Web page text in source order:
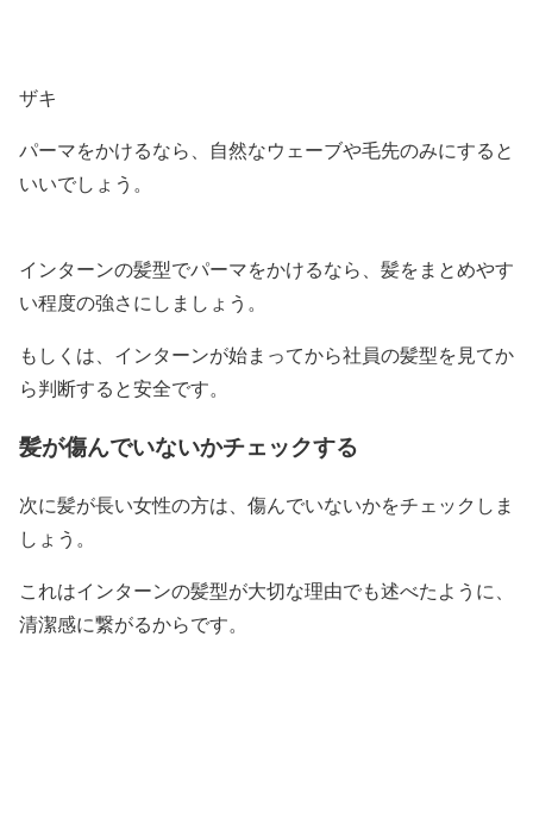
ザキ
パーマをかけるなら、自然なウェーブや毛先のみにすると
いいでしょう。
インターンの髪型でパーマをかけるなら、髪をまとめやす
い程度の強さにしましょう。
もしくは、インターンが始まってから社員の髪型を見てか
ら判断すると安全です。
髪が傷んでいないかチェックする
次に髪が長い女性の方は、傷んでいないかをチェックしま
しょう。
これはインターンの髪型が大切な理由でも述べたように、
清潔感に繋がるからです。